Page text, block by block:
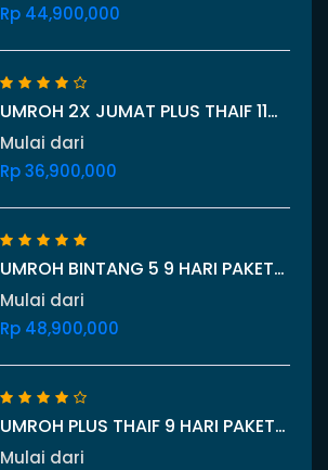
Rp 44,900,000
UMROH 2X JUMAT PLUS THAIF 11
HARI 12 NOVEMBER 2026
Mulai dari
Rp 36,900,000
UMROH BINTANG 5 9 HARI PAKET
MUMTAZ 23 DESEMBER 2026
Mulai dari
Rp 48,900,000
UMROH PLUS THAIF 9 HARI PAKET
SAFA 13 DESEMBER 2026
Mulai dari